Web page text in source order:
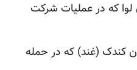
لوا که در عملیات شرکت
کندک (غند) که در حمله